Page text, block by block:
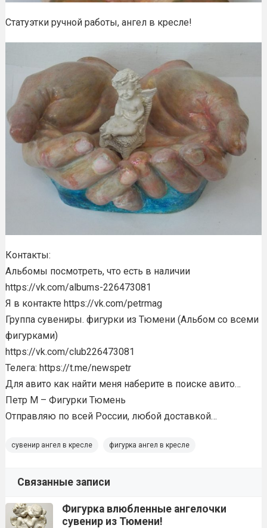
Статуэтки ручной работы, ангел в кресле!
Контакты:
Альбомы посмотреть, что есть в наличии
https://vk.com/albums-226473081
Я в контакте https://vk.com/petrmag
Группа сувениры. фигурки из Тюмени (Альбом со всеми
фигурками)
https://vk.com/club226473081
Телега: https://t.me/newspetr
Для авито как найти меня наберите в поиске авито…
Петр М – Фигурки Тюмень
Отправляю по всей России, любой доставкой…
сувенир ангел в кресле фигурка ангел в кресле
Связанные записи
Фигурка влюбленные ангелочки
сувенир из Тюмени!